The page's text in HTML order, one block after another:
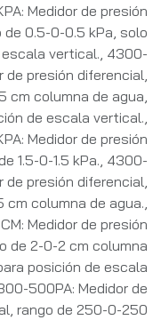
Medidor de presión
de 0.5-0-0.5 kPa, solo
vertical. 4300-
de presión diferencial,
cm columna de agua,
de escala vertical.
Medidor de presión
1.5-0-1.5 kPa. 4300-
de presión diferencial,
cm columna de agua.
Medidor de presión
de 2-0-2 cm columna
posición de escala
500PA: Medidor de
rango de 250-0-250